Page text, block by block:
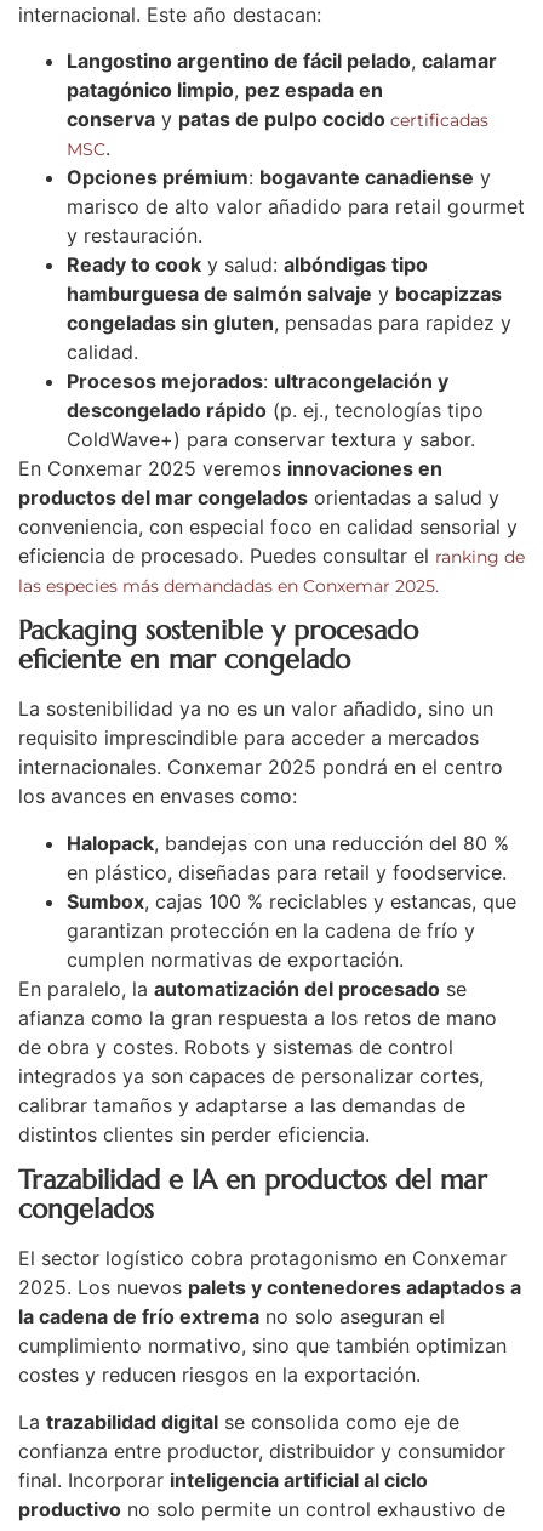
internacional. Este año destacan:
Langostino argentino de fácil pelado, calamar
patagónico limpio, pez espada en
conserva y patas de pulpo cocido certificadas
MSC.
Opciones prémium: bogavante canadiense y
marisco de alto valor añadido para retail gourmet
y restauración.
Ready to cook y salud: albóndigas tipo
hamburguesa de salmón salvaje y bocapizzas
congeladas sin gluten, pensadas para rapidez y
calidad.
Procesos mejorados: ultracongelación y
descongelado rápido (p. ej., tecnologías tipo
ColdWave+) para conservar textura y sabor.
En Conxemar 2025 veremos innovaciones en
productos del mar congelados orientadas a salud y
conveniencia, con especial foco en calidad sensorial y
eficiencia de procesado. Puedes consultar el ranking de
las especies más demandadas en Conxemar 2025.
Packaging sostenible y procesado
eficiente en mar congelado
La sostenibilidad ya no es un valor añadido, sino un
requisito imprescindible para acceder a mercados
internacionales. Conxemar 2025 pondrá en el centro
los avances en envases como:
Halopack, bandejas con una reducción del 80 %
en plástico, diseñadas para retail y foodservice.
Sumbox, cajas 100 % reciclables y estancas, que
garantizan protección en la cadena de frío y
cumplen normativas de exportación.
En paralelo, la automatización del procesado se
afianza como la gran respuesta a los retos de mano
de obra y costes. Robots y sistemas de control
integrados ya son capaces de personalizar cortes,
calibrar tamaños y adaptarse a las demandas de
distintos clientes sin perder eficiencia.
Trazabilidad e IA en productos del mar
congelados
El sector logístico cobra protagonismo en Conxemar
2025. Los nuevos palets y contenedores adaptados a
la cadena de frío extrema no solo aseguran el
cumplimiento normativo, sino que también optimizan
costes y reducen riesgos en la exportación.
La trazabilidad digital se consolida como eje de
confianza entre productor, distribuidor y consumidor
final. Incorporar inteligencia artificial al ciclo
productivo no solo permite un control exhaustivo de